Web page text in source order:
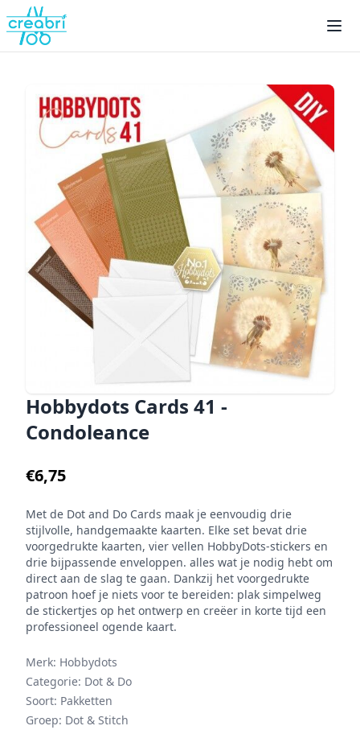
Hobbydots Cards 41 -
Condoleance
€6,75
Met de Dot and Do Cards maak je eenvoudig drie
stijlvolle, handgemaakte kaarten. Elke set bevat drie
voorgedrukte kaarten, vier vellen HobbyDots-stickers en
drie bijpassende enveloppen. alles wat je nodig hebt om
direct aan de slag te gaan. Dankzij het voorgedrukte
patroon hoef je niets voor te bereiden: plak simpelweg
de stickertjes op het ontwerp en creëer in korte tijd een
professioneel ogende kaart.
Merk: Hobbydots
Categorie: Dot & Do
Soort: Pakketten
Groep: Dot & Stitch